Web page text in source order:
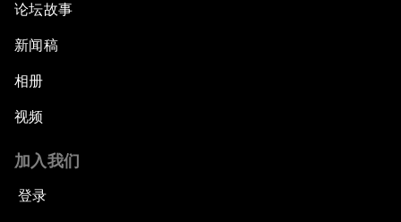
论坛故事
新闻稿
相册
视频
加入我们
登录